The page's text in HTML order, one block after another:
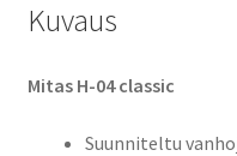
Kuvaus
Mitas H-04 classic
Suunniteltu